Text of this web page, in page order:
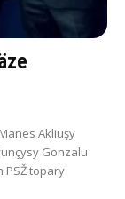
Akliuşy
Gonzalu
PSŽ topary